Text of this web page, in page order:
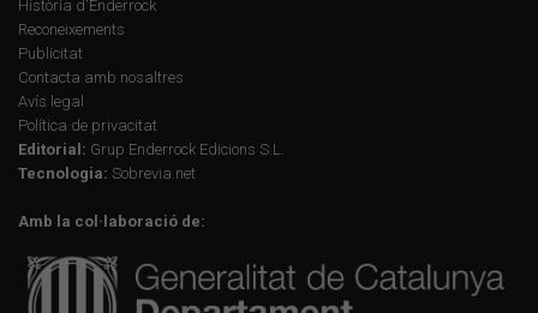
Història d'Enderrock
Reconeixements
Publicitat
Contacta amb nosaltres
Avís legal
Política de privacitat
Editorial: Grup Enderrock Edicions S.L.
Tecnologia: Sobrevia.net
Amb la col·laboració de: